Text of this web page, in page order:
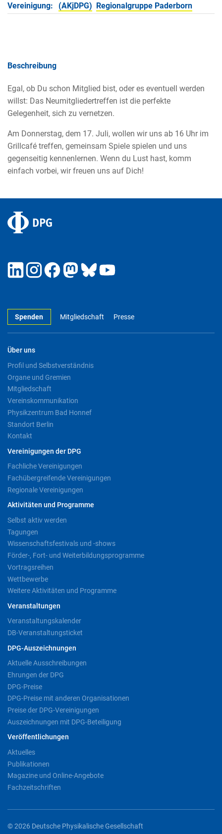
Vereinigung:
(AKjDPG) Regionalgruppe Paderborn
Beschreibung
Egal, ob Du schon Mitglied bist, oder es eventuell werden
willst: Das Neumitgliedertreffen ist die perfekte
Gelegenheit, sich zu vernetzen.
Am Donnerstag, dem 17. Juli, wollen wir uns ab 16 Uhr im
Grillcafé treffen, gemeinsam Spiele spielen und uns
gegenseitig kennenlernen. Wenn du Lust hast, komm
einfach vorbei, wir freuen uns auf Dich!
Spenden Mitgliedschaft Presse
Über uns
Profil und Selbstverständnis
Organe und Gremien
Mitgliedschaft
Vereinskommunikation
Physikzentrum Bad Honnef
Standort Berlin
Kontakt
Vereinigungen der DPG
Fachliche Vereinigungen
Fachübergreifende Vereinigungen
Regionale Vereinigungen
Aktivitäten und Programme
Selbst aktiv werden
Tagungen
Wissenschaftsfestivals und -shows
Förder-, Fort- und Weiterbildungsprogramme
Vortragsreihen
Wettbewerbe
Weitere Aktivitäten und Programme
Veranstaltungen
Veranstaltungskalender
DB-Veranstaltungsticket
DPG-Auszeichnungen
Aktuelle Ausschreibungen
Ehrungen der DPG
DPG-Preise
DPG-Preise mit anderen Organisationen
Preise der DPG-Vereinigungen
Auszeichnungen mit DPG-Beteiligung
Veröffentlichungen
Aktuelles
Publikationen
Magazine und Online-Angebote
Fachzeitschriften
© 2026 Deutsche Physikalische Gesellschaft